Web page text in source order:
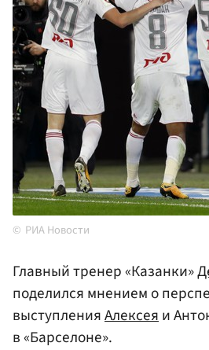
РИА Новости
Главный тренер «Казанки»
поделился мнением о
выступленияАлексеяи
в «Барселоне».